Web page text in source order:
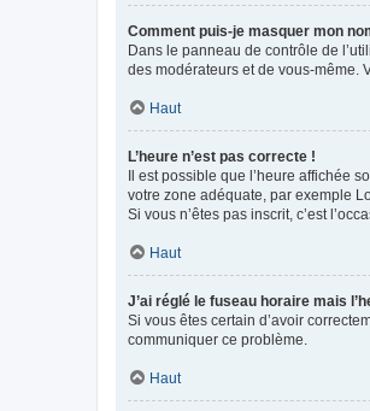
Comment puis-je masquer mon
Dans le panneau de contrôle de
des modérateurs et de vous-même.
Haut
L’heure n’est pas correcte !
Il est possible que l’heure affichée
votre zone adéquate, par exemple
Si vous n’êtes pas inscrit, c’est
Haut
J’ai réglé le fuseau horaire mais
Si vous êtes certain d’avoir
communiquer ce problème.
Haut